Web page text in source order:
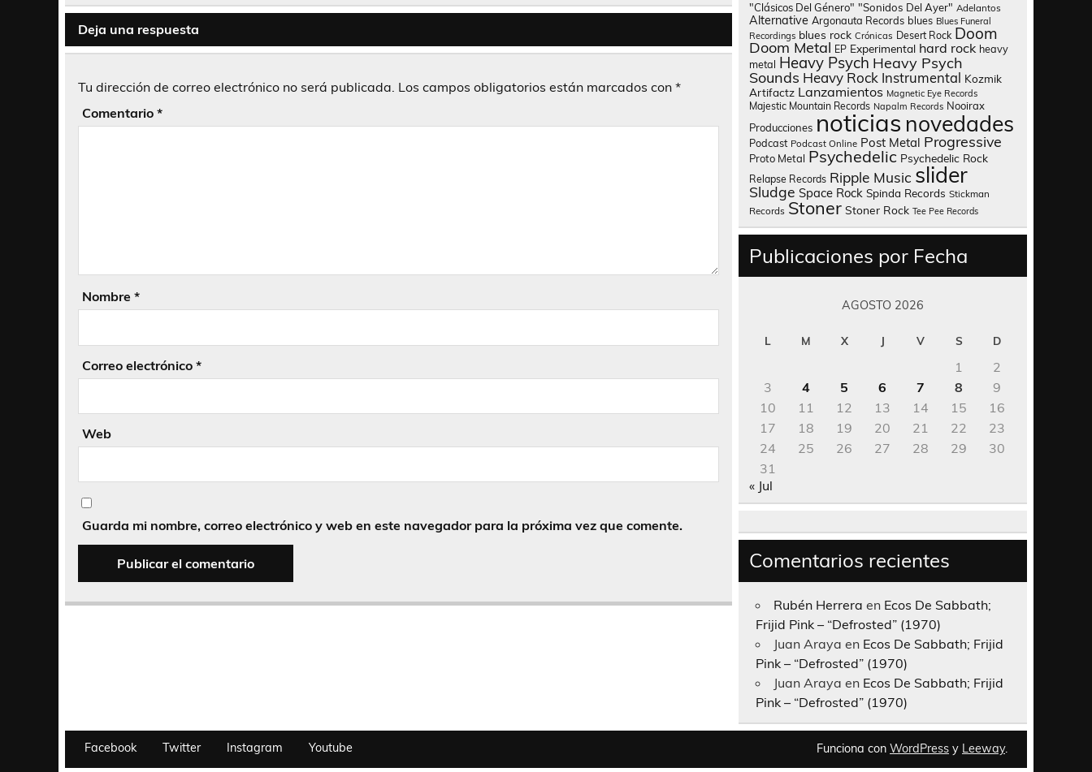
Deja una respuesta
Tu dirección de correo electrónico no será publicada. Los campos obligatorios están marcados con *
Comentario *
Nombre *
Correo electrónico *
Web
Guarda mi nombre, correo electrónico y web en este navegador para la próxima vez que comente.
"Clásicos Del Género" "Sonidos Del Ayer" Adelantos
Alternative Argonauta Records blues Blues Funeral
Recordings blues rock Crónicas Desert Rock Doom
Doom Metal EP Experimental hard rock heavy
metal Heavy Psych Heavy Psych
Sounds Heavy Rock Instrumental Kozmik
Artifactz Lanzamientos Magnetic Eye Records
Majestic Mountain Records Napalm Records Nooirax
Producciones noticias novedades
Podcast Podcast Online Post Metal Progressive
Proto Metal Psychedelic Psychedelic Rock
Relapse Records Ripple Music slider
Sludge Space Rock Spinda Records Stickman
Records Stoner Stoner Rock Tee Pee Records
Publicaciones por Fecha
AGOSTO 2026
L M X J V S D
1
2
3
4 5 6 7 8
9
10
11 12 13 14 15
16
17
18 19 20 21 22
23
24
25 26 27 28 29
30
31
« Jul
Comentarios recientes
Rubén Herrera en Ecos De Sabbath;
Frijid Pink – “Defrosted” (1970)
Juan Araya en Ecos De Sabbath; Frijid
Pink – “Defrosted” (1970)
Juan Araya en Ecos De Sabbath; Frijid
Pink – “Defrosted” (1970)
Facebook Twitter Instagram Youtube Funciona con WordPress y Leeway.